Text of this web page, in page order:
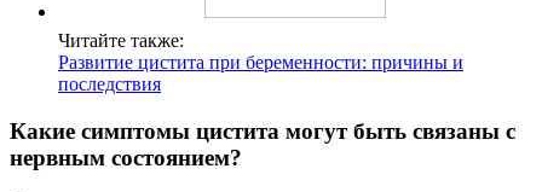
Читайте также:
Развитие цистита при беременности: причины и
последствия
Какие симптомы цистита могут быть связаны с
нервным состоянием?